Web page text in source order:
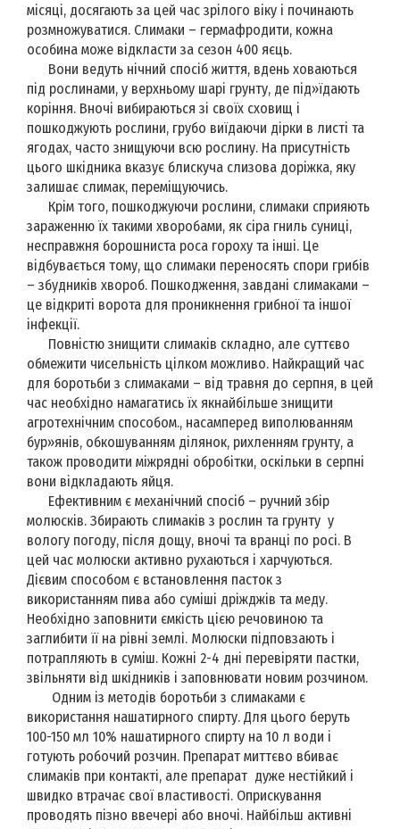
місяці, досягають за цей час зрілого віку і починають
розмножуватися. Слимаки – гермафродити, кожна
особина може відкласти за сезон 400 яєць.
Вони ведуть нічний спосіб життя, вдень ховаються
під рослинами, у верхньому шарі грунту, де під»їдають
коріння. Вночі вибираються зі своїх сховищ і
пошкоджують рослини, грубо виїдаючи дірки в листі та
ягодах, часто знищуючи всю рослину. На присутність
цього шкідника вказує блискуча слизова доріжка, яку
залишає слимак, переміщуючись.
Крім того, пошкоджуючи рослини, слимаки сприяють
зараженню їх такими хворобами, як сіра гниль суниці,
несправжня борошниста роса гороху та інші. Це
відбувається тому, що слимаки переносять спори грибів
– збудників хвороб. Пошкодження, завдані слимаками –
це відкриті ворота для проникнення грибної та іншої
інфекції.
Повністю знищити слимаків складно, але суттєво
обмежити чисельність цілком можливо. Найкращий час
для боротьби з слимаками – від травня до серпня, в цей
час необхідно намагатись їх якнайбільше знищити
агротехнічним способом., насамперед виполюванням
бур»янів, обкошуванням ділянок, рихленням грунту, а
також проводити міжрядні обробітки, оскільки в серпні
вони відкладають яйця.
Ефективним є механічний спосіб – ручний збір
молюсків. Збирають слимаків з рослин та грунту у
вологу погоду, після дощу, вночі та вранці по росі. В
цей час молюски активно рухаються і харчуються.
Дієвим способом є встановлення пасток з
використанням пива або суміші дріжджів та меду.
Необхідно заповнити ємкість цією речовиною та
заглибити її на рівні землі. Молюски підповзають і
потрапляють в суміш. Кожні 2-4 дні перевіряти пастки,
звільняти від шкідників і заповнювати новим розчином.
Одним із методів боротьби з слимаками є
використання нашатирного спирту. Для цього беруть
100-150 мл 10% нашатирного спирту на 10 л води і
готують робочий розчин. Препарат миттєво вбиває
слимаків при контакті, але препарат дуже нестійкий і
швидко втрачає свої властивості. Оприскування
проводять пізно ввечері або вночі. Найбільш активні